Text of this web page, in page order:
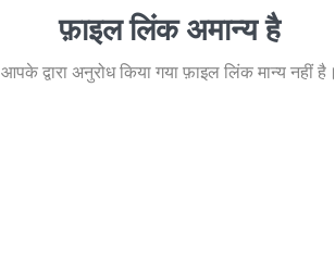
फ़ाइल लिंक अमान्य है
आपके द्वारा अनुरोध किया गया फ़ाइल लिंक मान्य नहीं है।